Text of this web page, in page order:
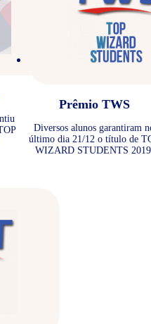
Prêmio TWS
Diversos alunos garantiram
último dia 21/12 o título de
WIZARD STUDENTS